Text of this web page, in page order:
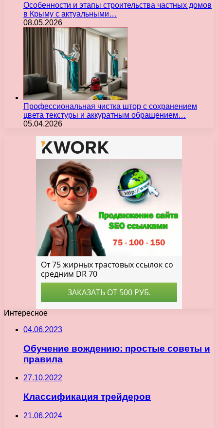
Особенности и этапы строительства частных домов
в Крыму с актуальными…
08.05.2026
Профессиональная чистка штор с сохранением
цвета текстуры и аккуратным обращением…
05.04.2026
Интересное
04.06.2023
Обучение вождению: простые советы и
правила
27.10.2022
Классификация трейдеров
21.06.2024